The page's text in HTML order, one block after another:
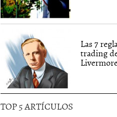
Las 7
trading
TOP 5 ARTÍCULOS